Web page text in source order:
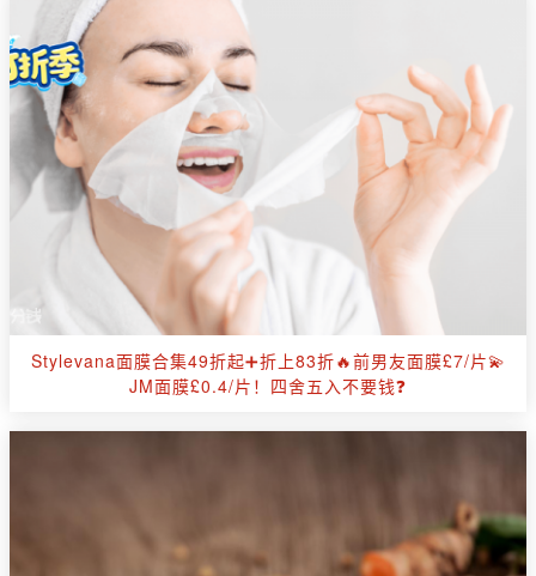
Stylevana面膜合集49折起➕折上83折🔥前男友面膜£7/片💫
JM面膜£0.4/片！四舍五入不要钱❓